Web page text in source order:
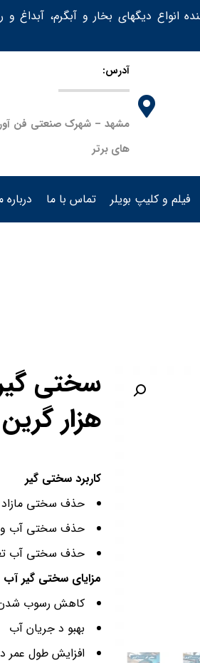
انواع دیگهای بخار و آبگرم، آبداغ و
آدرس:
مشهد – شهرک صنعتی فن
های برتر
فیلم و کلیپ بویلر تماس با ما درباره
هزار گرین
کاربرد سختی گیر
حذف سختی
حذف سختی آب
حذف سختی آب
مزایای سختی گیر آب
کاهش رسوب
بهبو د جریان آب
افزایش طول عمر